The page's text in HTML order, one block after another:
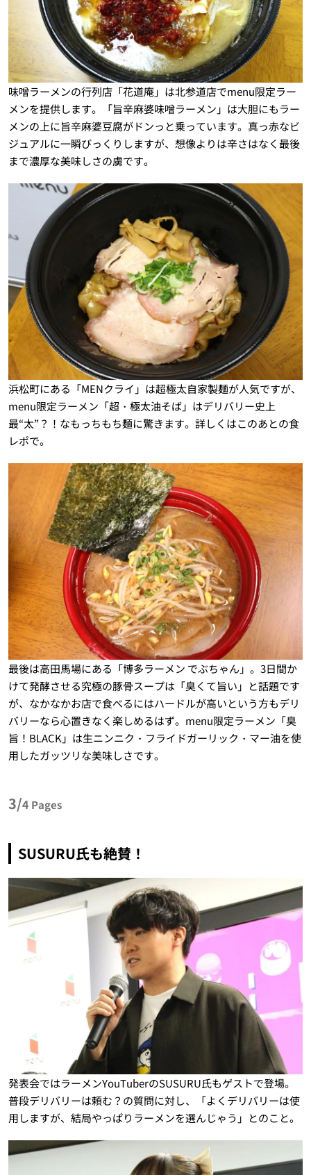
味噌ラーメンの行列店「花道庵」は北参道店でmenu限定ラー
メンを提供します。「旨辛麻婆味噌ラーメン」は大胆にもラー
メンの上に旨辛麻婆豆腐がドンっと乗っています。真っ赤なビ
ジュアルに一瞬びっくりしますが、想像よりは辛さはなく最後
まで濃厚な美味しさの虜です。
浜松町にある「MENクライ」は超極太自家製麺が人気ですが、
menu限定ラーメン「超・極太油そば」はデリバリー史上
最“太”？！なもっちもち麺に驚きます。詳しくはこのあとの食
レポで。
最後は高田馬場にある「博多ラーメン でぶちゃん」。3日間か
けて発酵させる究極の豚骨スープは「臭くて旨い」と話題です
が、なかなかお店で食べるにはハードルが高いという方もデリ
バリーなら心置きなく楽しめるはず。menu限定ラーメン「臭
旨！BLACK」は生ニンニク・フライドガーリック・マー油を使
用したガッツリな美味しさです。
3/4 Pages
SUSURU氏も絶賛！
発表会ではラーメンYouTuberのSUSURU氏もゲストで登場。
普段デリバリーは頼む？の質問に対し、「よくデリバリーは使
用しますが、結局やっぱりラーメンを選んじゃう」とのこと。